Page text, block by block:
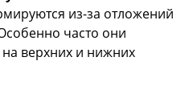
из-за отложений
часто они
на верхних и нижних